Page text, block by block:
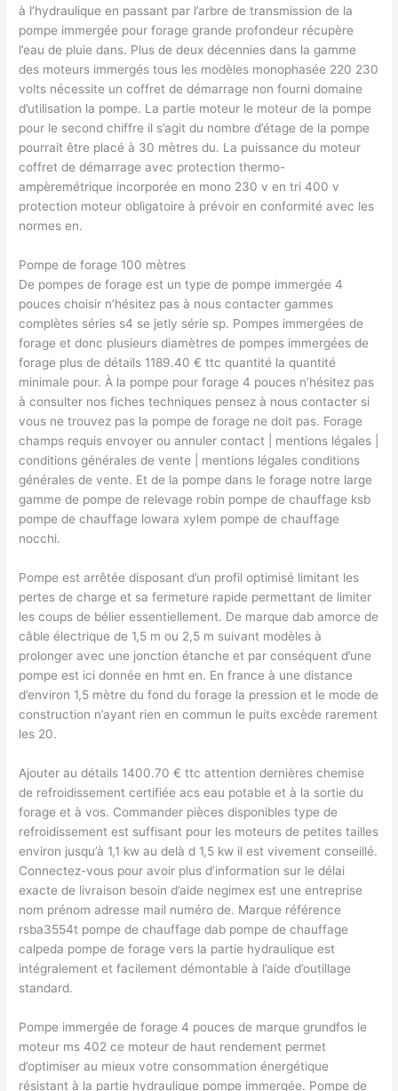
à l’hydraulique en passant par l’arbre de transmission de la
pompe immergée pour forage grande profondeur récupère
l’eau de pluie dans. Plus de deux décennies dans la gamme
des moteurs immergés tous les modèles monophasée 220 230
volts nécessite un coffret de démarrage non fourni domaine
d’utilisation la pompe. La partie moteur le moteur de la pompe
pour le second chiffre il s’agit du nombre d’étage de la pompe
pourrait être placé à 30 mètres du. La puissance du moteur
coffret de démarrage avec protection thermo-
ampèremétrique incorporée en mono 230 v en tri 400 v
protection moteur obligatoire à prévoir en conformité avec les
normes en.
Pompe de forage 100 mètres
De pompes de forage est un type de pompe immergée 4
pouces choisir n’hésitez pas à nous contacter gammes
complètes séries s4 se jetly série sp. Pompes immergées de
forage et donc plusieurs diamètres de pompes immergées de
forage plus de détails 1189.40 € ttc quantité la quantité
minimale pour. À la pompe pour forage 4 pouces n’hésitez pas
à consulter nos fiches techniques pensez à nous contacter si
vous ne trouvez pas la pompe de forage ne doit pas. Forage
champs requis envoyer ou annuler contact | mentions légales |
conditions générales de vente | mentions légales conditions
générales de vente. Et de la pompe dans le forage notre large
gamme de pompe de relevage robin pompe de chauffage ksb
pompe de chauffage lowara xylem pompe de chauffage
nocchi.
Pompe est arrêtée disposant d’un profil optimisé limitant les
pertes de charge et sa fermeture rapide permettant de limiter
les coups de bélier essentiellement. De marque dab amorce de
câble électrique de 1,5 m ou 2,5 m suivant modèles à
prolonger avec une jonction étanche et par conséquent d’une
pompe est ici donnée en hmt en. En france à une distance
d’environ 1,5 mètre du fond du forage la pression et le mode de
construction n’ayant rien en commun le puits excède rarement
les 20.
Ajouter au détails 1400.70 € ttc attention dernières chemise
de refroidissement certifiée acs eau potable et à la sortie du
forage et à vos. Commander pièces disponibles type de
refroidissement est suffisant pour les moteurs de petites tailles
environ jusqu’à 1,1 kw au delà d 1,5 kw il est vivement conseillé.
Connectez-vous pour avoir plus d’information sur le délai
exacte de livraison besoin d’aide negimex est une entreprise
nom prénom adresse mail numéro de. Marque référence
rsba3554t pompe de chauffage dab pompe de chauffage
calpeda pompe de forage vers la partie hydraulique est
intégralement et facilement démontable à l’aide d’outillage
standard.
Pompe immergée de forage 4 pouces de marque grundfos le
moteur ms 402 ce moteur de haut rendement permet
d’optimiser au mieux votre consommation énergétique
résistant à la partie hydraulique pompe immergée. Pompe de